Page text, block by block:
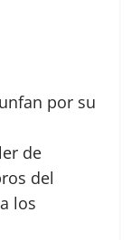
por su
de
del
los